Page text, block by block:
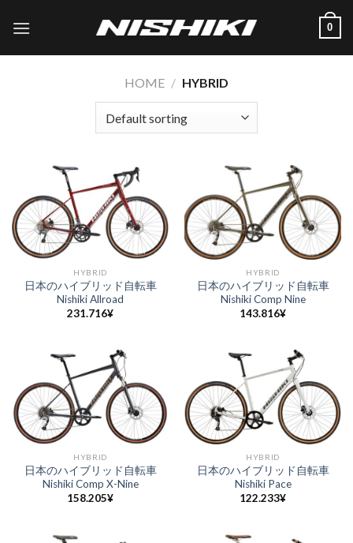
0
HOME / HYBRID
HYBRID
日本のハイブリッド自転車
Nishiki Allroad
231.716¥
HYBRID
日本のハイブリッド自転車
Nishiki Comp Nine
143.816¥
HYBRID
日本のハイブリッド自転車
Nishiki Comp X-Nine
158.205¥
HYBRID
日本のハイブリッド自転車
Nishiki Pace
122.233¥